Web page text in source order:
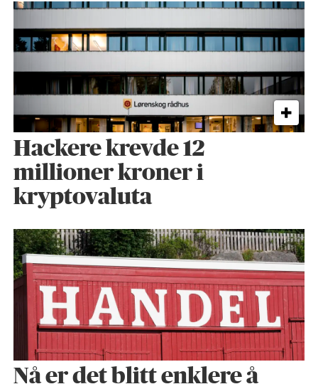
Hackere krevde 12
millioner kroner i
kryptovaluta
Nå er det blitt enklere å